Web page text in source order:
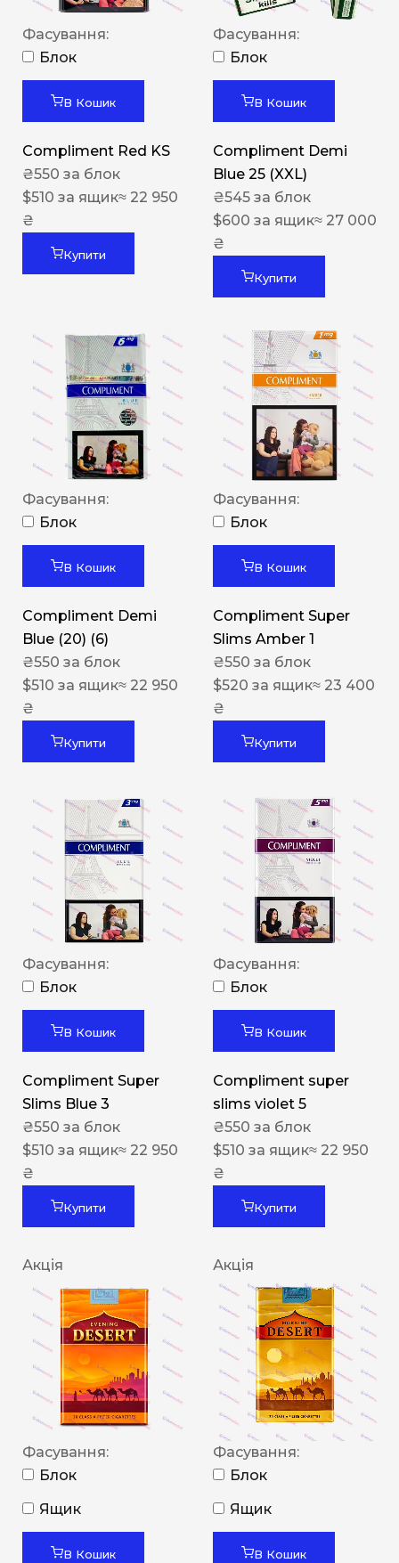
Фасування:
Блок
В Кошик
Compliment Red KS
₴550 за блок
$510 за ящик≈ 22 950
₴
Купити
Фасування:
Блок
В Кошик
Compliment Demi
Blue 25 (XXL)
₴545 за блок
$600 за ящик≈ 27 000
₴
Купити
Фасування:
Блок
В Кошик
Compliment Demi
Blue (20) (6)
₴550 за блок
$510 за ящик≈ 22 950
₴
Купити
Фасування:
Блок
В Кошик
Compliment Super
Slims Amber 1
₴550 за блок
$520 за ящик≈ 23 400
₴
Купити
Фасування:
Блок
В Кошик
Compliment Super
Slims Blue 3
₴550 за блок
$510 за ящик≈ 22 950
₴
Купити
Фасування:
Блок
В Кошик
Compliment super
slims violet 5
₴550 за блок
$510 за ящик≈ 22 950
₴
Купити
Акція
Фасування:
Блок
Ящик
В Кошик
Акція
Фасування:
Блок
Ящик
В Кошик